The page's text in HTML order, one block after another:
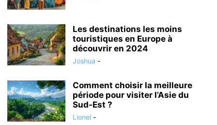
Les destinations les moins
touristiques en Europe à
découvrir en 2024
Joshua -
Comment choisir la meilleure
période pour visiter l’Asie du
Sud-Est ?
Lionel -